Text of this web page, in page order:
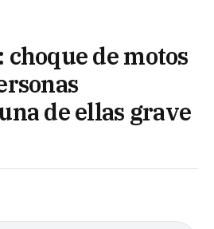
choque de motos
de ellas grave